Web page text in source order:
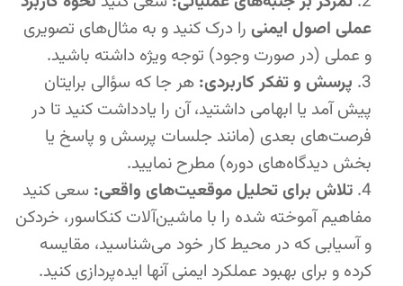
عملی اصول ایمنی را درک کنید و به مثال‌های تصویری
و عملی (در صورت وجود) توجه ویژه داشته باشید.
پرسش و تفکر کاربردی: هر جا که سؤالی برایتان
پیش آمد یا ابهامی داشتید، آن را یادداشت کنید تا در
فرصت‌های بعدی (مانند جلسات پرسش و پاسخ یا
بخش دیدگاه‌های دوره) مطرح نمایید.
تلاش برای تحلیل موقعیت‌های واقعی: سعی کنید
مفاهیم آموخته شده را با ماشین‌آلات کنکاسور، خردکن
و آسیابی که در محیط کار خود می‌شناسید، مقایسه
کرده و برای بهبود عملکرد ایمنی آنها ایده‌پردازی کنید.